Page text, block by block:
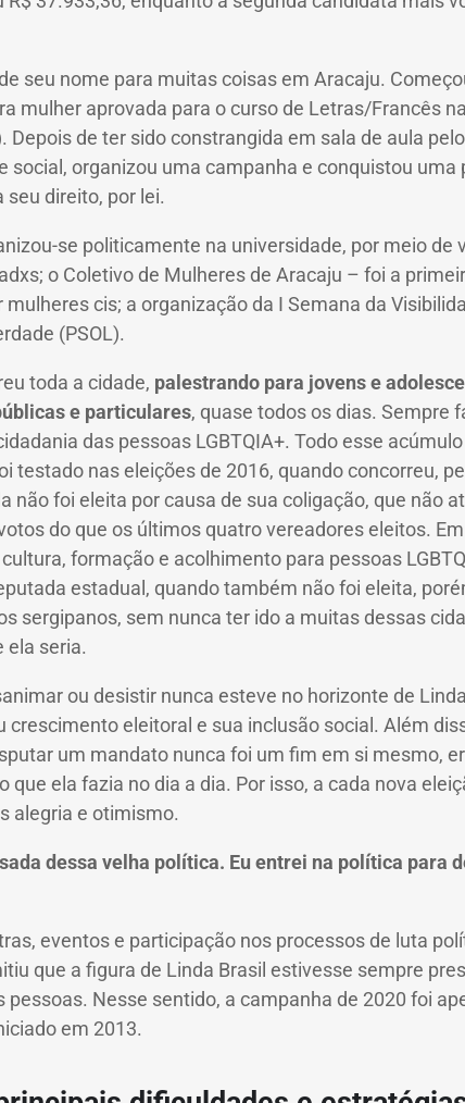
seu nome para muitas coisas em Aracaju.
mulher aprovada para o curso de Letras/Francês
Depois de ter sido constrangida em sala de aula
social, organizou uma campanha e conquistou uma
seu direito, por lei.
se politicamente na universidade, por meio de
o Coletivo de Mulheres de Aracaju – foi a
cis; a organização da I Semana da
(PSOL).
toda a cidade, palestrando para jovens e
e particulares, quase todos os dias. Sempre
das pessoas LGBTQIA+. Todo esse
testado nas eleições de 2016, quando concorreu,
não foi eleita por causa de sua coligação, que não
do que os últimos quatro vereadores eleitos.
formação e acolhimento para pessoas
estadual, quando também não foi eleita,
sergipanos, sem nunca ter ido a muitas dessas
ela seria.
ou desistir nunca esteve no horizonte de
crescimento eleitoral e sua inclusão social. Além
um mandato nunca foi um fim em si mesmo,
que ela fazia no dia a dia. Por isso, a cada nova
alegria e otimismo.
dessa velha política. Eu entrei na política para
eventos e participação nos processos de luta
que a figura de Linda Brasil estivesse sempre
pessoas. Nesse sentido, a campanha de 2020 foi
em 2013.